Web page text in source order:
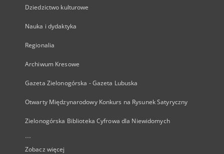
Dziedzictwo kulturowe
Nauka i dydaktyka
Regionalia
Archiwum Kresowe
Gazeta Zielonogórska - Gazeta Lubuska
Otwarty Międzynarodowy Konkurs na Rysunek Satyryczny
Zielonogórska Biblioteka Cyfrowa dla Niewidomych
...
Zobacz więcej